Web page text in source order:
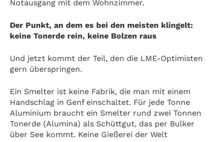
Notausgang mit dem Wohnzimmer.
Der Punkt, an dem es bei den meisten klingelt:
keine Tonerde rein, keine Bolzen raus
Und jetzt kommt der Teil, den die LME-Optimisten
gern überspringen.
Ein Smelter ist keine Fabrik, die man mit einem
Handschlag in Genf einschaltet. Für jede Tonne
Aluminium braucht ein Smelter rund zwei Tonnen
Tonerde (Alumina) als Schüttgut, das per Bulker
über See kommt. Keine Gießerei der Welt